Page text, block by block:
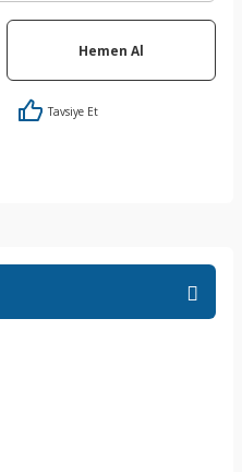
Hemen Al
Tavsiye Et